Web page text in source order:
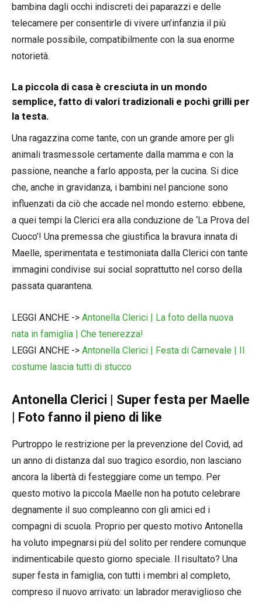
bambina dagli occhi indiscreti dei paparazzi e delle
telecamere per consentirle di vivere un’infanzia il più
normale possibile, compatibilmente con la sua enorme
notorietà.
La piccola di casa è cresciuta in un mondo
semplice, fatto di valori tradizionali e pochi grilli per
la testa.
Una ragazzina come tante, con un grande amore per gli
animali trasmessole certamente dalla mamma e con la
passione, neanche a farlo apposta, per la cucina. Si dice
che, anche in gravidanza, i bambini nel pancione sono
influenzati da ciò che accade nel mondo esterno: ebbene,
a quei tempi la Clerici era alla conduzione de ‘La Prova del
Cuoco’! Una premessa che giustifica la bravura innata di
Maelle, sperimentata e testimoniata dalla Clerici con tante
immagini condivise sui social soprattutto nel corso della
passata quarantena.
LEGGI ANCHE -> Antonella Clerici | La foto della nuova
nata in famiglia | Che tenerezza!
LEGGI ANCHE -> Antonella Clerici | Festa di Carnevale | Il
costume lascia tutti di stucco
Antonella Clerici | Super festa per Maelle
| Foto fanno il pieno di like
Purtroppo le restrizione per la prevenzione del Covid, ad
un anno di distanza dal suo tragico esordio, non lasciano
ancora la libertà di festeggiare come un tempo. Per
questo motivo la piccola Maelle non ha potuto celebrare
degnamente il suo compleanno con gli amici ed i
compagni di scuola. Proprio per questo motivo Antonella
ha voluto impegnarsi più del solito per rendere comunque
indimenticabile questo giorno speciale. Il risultato? Una
super festa in famiglia, con tutti i membri al completo,
compreso il nuovo arrivato: un labrador meraviglioso che